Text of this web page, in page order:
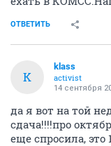
ОТВЕТИТЬ
K
klass
activist
14 сентября
да я вот на той
сдача!!!!про
еще спросила, это